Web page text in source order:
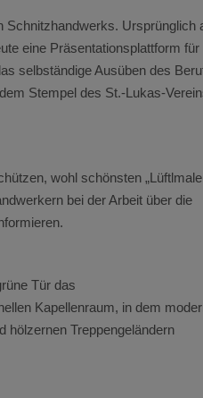
Schnitzhandwerks. Ursprünglich
eine Präsentationsplattform für
selbständige Ausüben des
Stempel des St.-Lukas-
wohl schönsten
bei der Arbeit über die
Tür das
Kapellenraum, in dem
hölzernen Treppengeländern